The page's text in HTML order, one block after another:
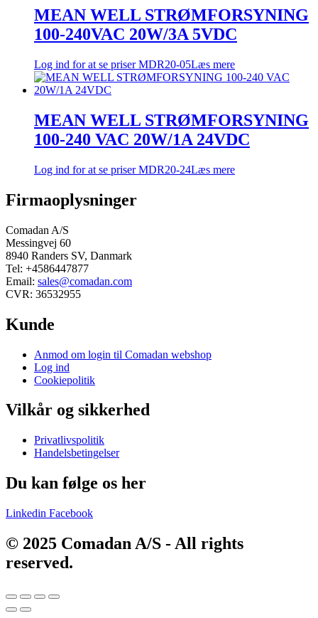
MEAN WELL STRØMFORSYNING
100-240VAC 20W/3A 5VDC
Log ind for at se priserMDR20-05Læs mere
MEAN WELL STRØMFORSYNING
100-240 VAC 20W/1A 24VDC
Log ind for at se priserMDR20-24Læs mere
Firmaoplysninger
Comadan A/S
Messingvej 60
8940 Randers SV, Danmark
Tel: +4586447877
Email: sales@comadan.com
CVR: 36532955
Kunde
Main
Menu
Anmod om login til Comadan webshop
Log ind
Cookiepolitik
Vilkår og sikkerhed
Main
Menu
Privatlivspolitik
Handelsbetingelser
Du kan følge os her
Linkedin Facebook
© 2025 Comadan A/S - All rights
reserved.